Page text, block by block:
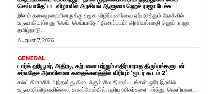
செய்யாதே’ பட விழாவில் அரசியல் ஆளுமை ஹெச் ராஜா பேச்சு
இளம் தலைமுறையினருக்கு சமூக விழிப்புணர்வை ஏற்படுத்தும் நோக்கில்
உருவாகியுள்ளது ‘செய்! செய்யாதே!’ திரைப்படம். அரசியல்வாதி ஹெச். ராஜா
தமிழ்நாடு...
August 7, 2026
GENERAL
டார்க் ஹியூமர், அதிரடி, கற்பனை மற்றும் எதிர்பாராத திருப்பங்களுடன்
சர்வதேச அளவிலான கதைக்களத்தில் விரியும் ‘மூடர் கூடம் 2’
கல்ட் கிளாசிக் அந்தஸ்து கிடைக்கும் சில திரைப்படங்கள் ஒரே இரவில்
உருவாகிவிடுவதில்லை. காலப்போக்கில், புதிய ரசிகர்களை ஈர்த்து, வெளியான...